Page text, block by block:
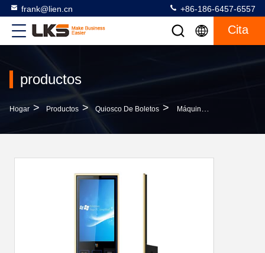
frank@lien.cn +86-186-6457-6557
Cita
productos
Hogar > Productos > Quiosco De Boletos > Máquina De Fichas, Máquina Expendedora Del Boleto Con El Lector Inalámbrico De La Tarjeta Magnética